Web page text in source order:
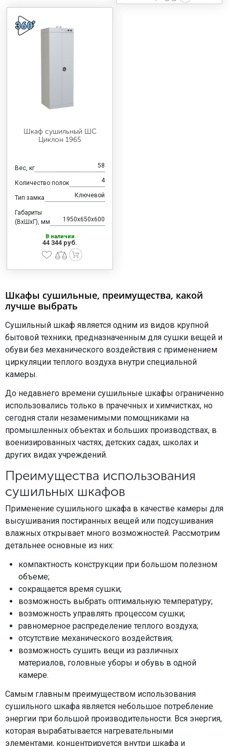
Шкаф сушильный ШС
Циклон 1965
Вес, кг 58
Количество полок 4
Тип замка Ключевой
Габариты
(ВхШхГ), мм
1950x650x600
В наличии
44 344 руб.
Шкафы сушильные, преимущества, какой
лучше выбрать
Сушильный шкаф является одним из видов крупной
бытовой техники, предназначенным для сушки вещей и
обуви без механического воздействия с применением
циркуляции теплого воздуха внутри специальной
камеры.
До недавнего времени сушильные шкафы ограниченно
использовались только в прачечных и химчистках, но
сегодня стали незаменимыми помощниками на
промышленных объектах и больших производствах, в
военизированных частях, детских садах, школах и
других видах учреждений.
Преимущества использования
сушильных шкафов
Применение сушильного шкафа в качестве камеры для
высушивания постиранных вещей или подсушивания
влажных открывает много возможностей. Рассмотрим
детальнее основные из них:
компактность конструкции при большом полезном
объеме;
сокращается время сушки;
возможность выбрать оптимальную температуру;
возможность управлять процессом сушки;
равномерное распределение теплого воздуха;
отсутствие механического воздействия;
возможность сушить вещи из различных
материалов, головные уборы и обувь в одной
камере.
Самым главным преимуществом использования
сушильного шкафа является небольшое потребление
энергии при большой производительности. Вся энергия,
которая вырабатывается нагревательными
элементами, концентрируется внутри шкафа и